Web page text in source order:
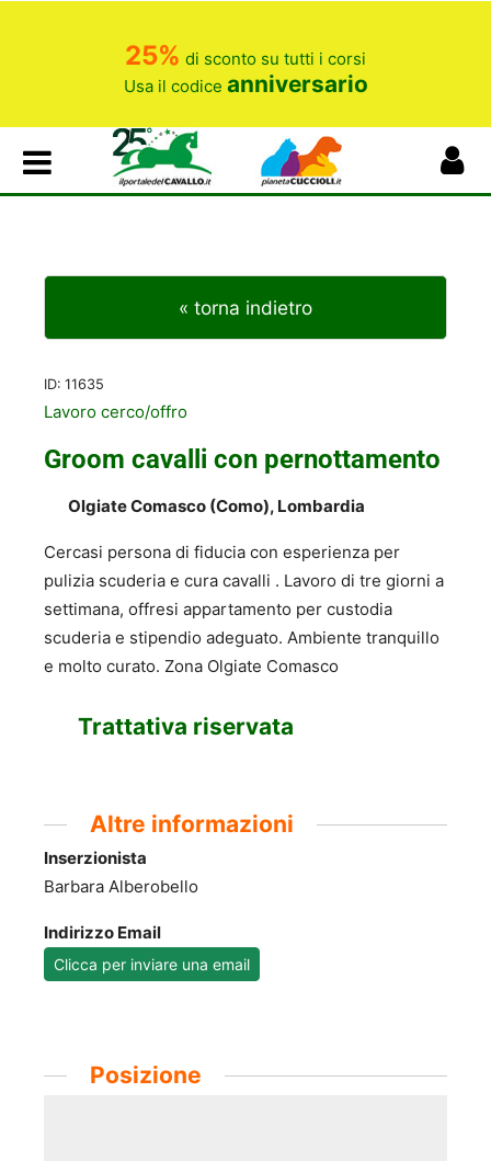
25% di sconto su tutti i corsi
Usa il codice anniversario
« torna indietro
ID: 11635
Lavoro cerco/offro
Groom cavalli con pernottamento
Olgiate Comasco (Como), Lombardia
Cercasi persona di fiducia con esperienza per
pulizia scuderia e cura cavalli . Lavoro di tre giorni a
settimana, offresi appartamento per custodia
scuderia e stipendio adeguato. Ambiente tranquillo
e molto curato. Zona Olgiate Comasco
Trattativa riservata
Altre informazioni
Inserzionista
Barbara Alberobello
Indirizzo Email
Clicca per inviare una email
Posizione